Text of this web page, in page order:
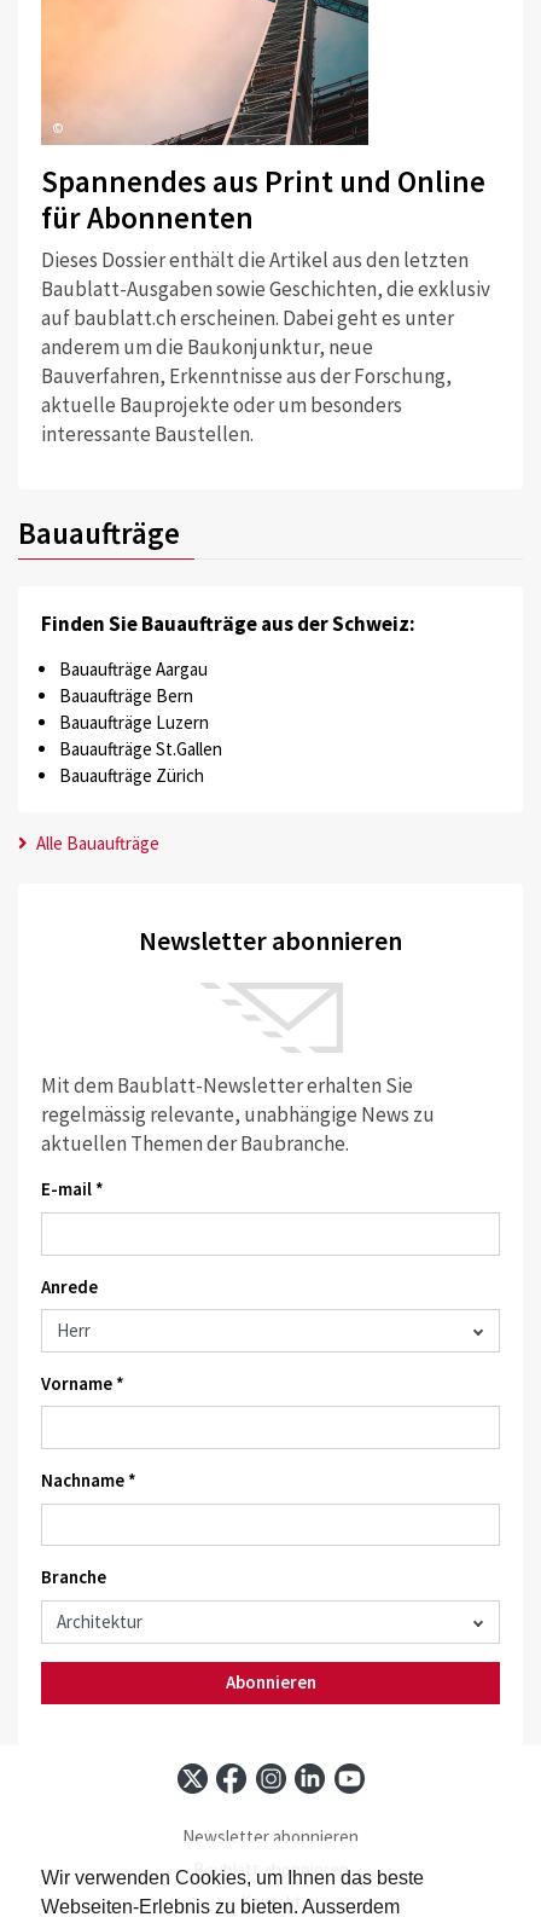
Wir verwenden Cookies, um Ihnen das beste
Webseiten-Erlebnis zu bieten. Ausserdem
©
Spannendes aus Print und Online
für Abonnenten
Dieses Dossier enthält die Artikel aus den letzten
Baublatt-Ausgaben sowie Geschichten, die exklusiv
auf baublatt.ch erscheinen. Dabei geht es unter
anderem um die Baukonjunktur, neue
Bauverfahren, Erkenntnisse aus der Forschung,
aktuelle Bauprojekte oder um besonders
interessante Baustellen.
Bauaufträge
Finden Sie Bauaufträge aus der Schweiz:
Bauaufträge Aargau
Bauaufträge Bern
Bauaufträge Luzern
Bauaufträge St.Gallen
Bauaufträge Zürich
Alle Bauaufträge
Newsletter abonnieren
Mit dem Baublatt-Newsletter erhalten Sie
regelmässig relevante, unabhängige News zu
aktuellen Themen der Baubranche.
E-mail *
Anrede
Vorname *
Nachname *
Branche
Abonnieren
Newsletter abonnieren
Baublatt abonnieren
Kontakt